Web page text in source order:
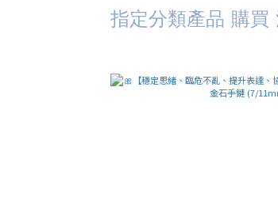
指定分類產品 購